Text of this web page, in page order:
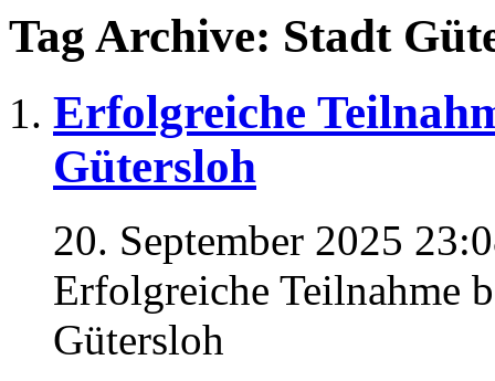
Tag Archive: Stadt
Erfolgreiche
Gütersloh
20. September 2025
Erfolgreiche Teilnahme
Gütersloh